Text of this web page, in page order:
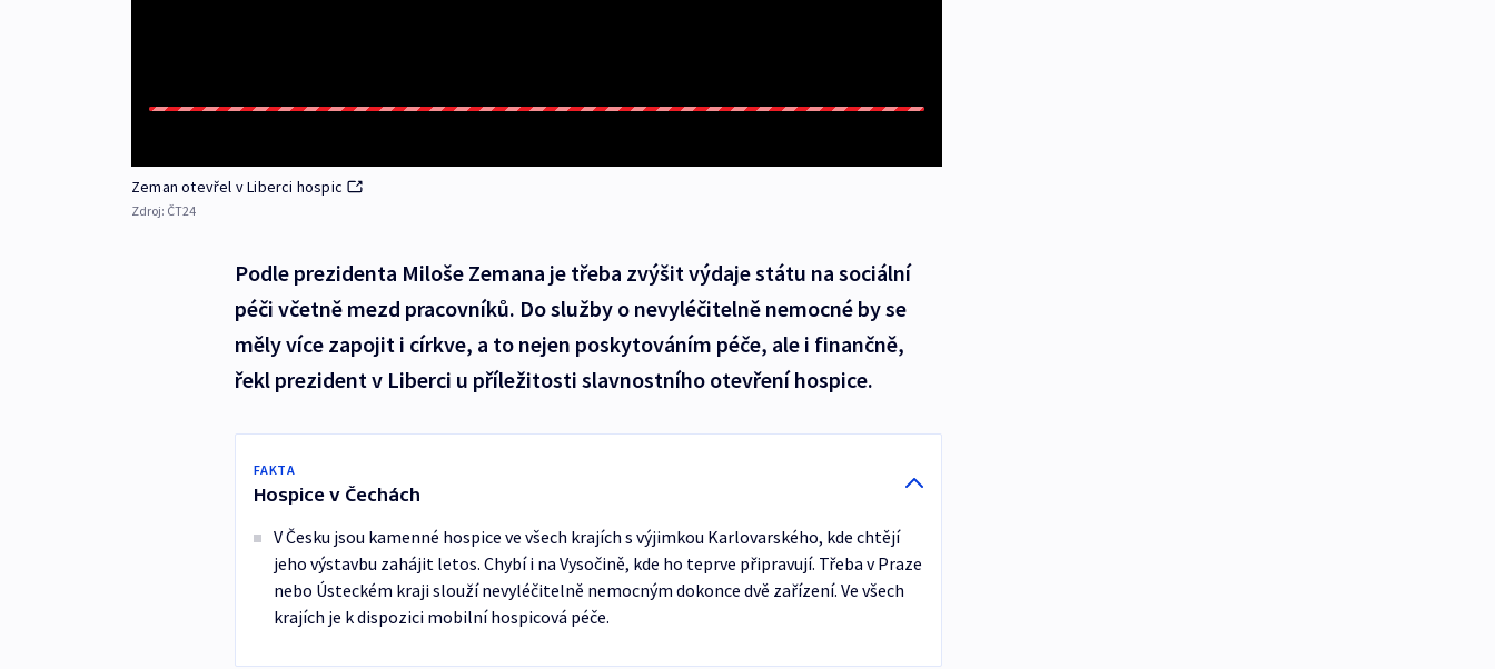
Zeman otevřel v Liberci hospic
Zdroj: ČT24
Podle prezidenta Miloše Zemana je třeba zvýšit výdaje státu na sociální
péči včetně mezd pracovníků. Do služby o nevyléčitelně nemocné by se
měly více zapojit i církve, a to nejen poskytováním péče, ale i finančně,
řekl prezident v Liberci u příležitosti slavnostního otevření hospice.
FAKTA
Hospice v Čechách
V Česku jsou kamenné hospice ve všech krajích s výjimkou Karlovarského, kde chtějí
jeho výstavbu zahájit letos. Chybí i na Vysočině, kde ho teprve připravují. Třeba v Praze
nebo Ústeckém kraji slouží nevyléčitelně nemocným dokonce dvě zařízení. Ve všech
krajích je k dispozici mobilní hospicová péče.